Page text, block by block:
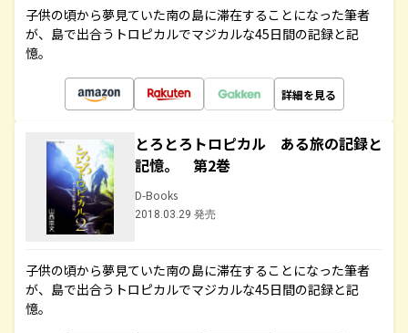
子供の頃から夢見ていた南の島に滞在することになった筆者
が、島で出合うトロピカルでマジカルな45日間の記録と記
憶。
詳細を見る
とろとろトロピカル ある旅の記録と
記憶。 第2巻
D-Books
2018.03.29 発売
子供の頃から夢見ていた南の島に滞在することになった筆者
が、島で出合うトロピカルでマジカルな45日間の記録と記
憶。